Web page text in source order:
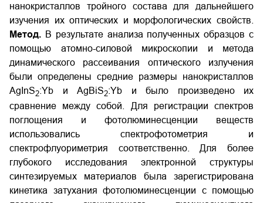
нанокристаллов тройного состава для дальнейшего
изучения их оптических и морфологических свойств.
Метод. В результате анализа полученных образцов с
помощью атомно-силовой микроскопии и метода
динамического рассеивания оптического излучения
были определены средние размеры нанокристаллов
AgInS2:Yb и AgBiS2:Yb и было произведено их
сравнение между собой. Для регистрации спектров
поглощения и фотолюминесценции веществ
использовались спектрофотометрия и
спектрофлуориметрия соответственно. Для более
глубокого исследования электронной структуры
синтезируемых материалов была зарегистрирована
кинетика затухания фотолюминесценции с помощью